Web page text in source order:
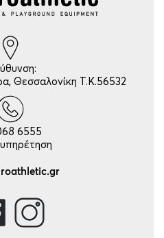
Θεσσαλονίκη Τ.Κ.56532
6555